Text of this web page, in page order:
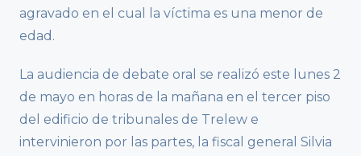
agravado en el cual la víctima es una menor de
edad.
La audiencia de debate oral se realizó este lunes 2
de mayo en horas de la mañana en el tercer piso
del edificio de tribunales de Trelew e
intervinieron por las partes, la fiscal general Silvia